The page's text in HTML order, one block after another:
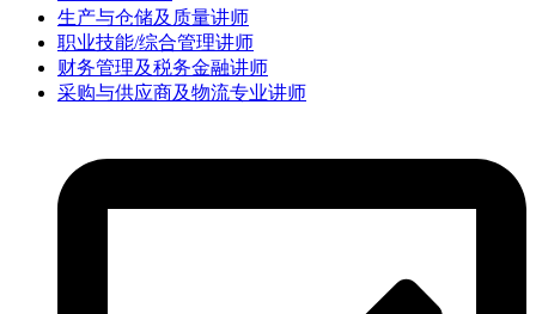
生产与仓储及质量讲师
职业技能/综合管理讲师
财务管理及税务金融讲师
采购与供应商及物流专业讲师